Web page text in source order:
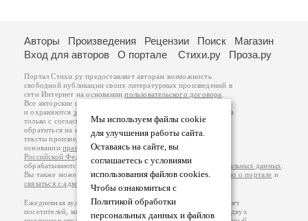
Мы используем файлы cookie
для улучшения работы сайта.
Оставаясь на сайте, вы
соглашаетесь с условиями
использования файлов cookies.
Чтобы ознакомиться с
Политикой обработки
персональных данных и файлов
Авторы Произведения Рецензии Поиск
Магазин
Вход для авторов
О портале Стихи.ру Проза.ру
Портал Стихи.ру предоставляет авторам возможность
свободной публикации своих литературных произведений в
сети Интернет на основаниипользовательского договора
Все авторские права на произведения принадлежат авторам
и охраняются законом
. Перепечатка произведений возможна
только с согласия его автора, к которому вы можете
обратиться на его авторской странице. Ответственность за
тексты произведений авторы несут самостоятельно на
основанииправил публикацииизаконодательства
Российской Федерации
обрабатываются на основанииПолитики обработки персональных данных
Вы также можете посмотреть более подробнуюинформацию о портале и
связаться с администрацией
Ежедневная аудитория портала Стихи.ру – порядка 200 тысяч
посетителей, которые в общей сумме просматривают более двух